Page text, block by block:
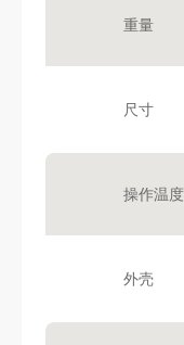
重量
尺寸
操作温度
外壳